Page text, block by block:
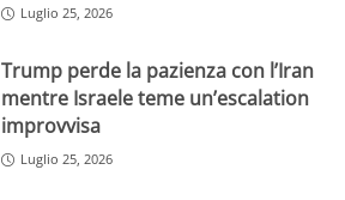
Luglio 25, 2026
Trump perde la pazienza con l’Iran
mentre Israele teme un’escalation
improvvisa
Luglio 25, 2026